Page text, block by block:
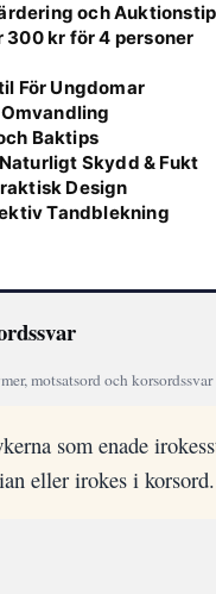
och
kr för 4 personer
För Ungdomar
Omvandling
Baktips
Skydd & Fukt
Design
Tandblekning
motsatsord och korsordssvar
som enade
eller irokes i korsord.